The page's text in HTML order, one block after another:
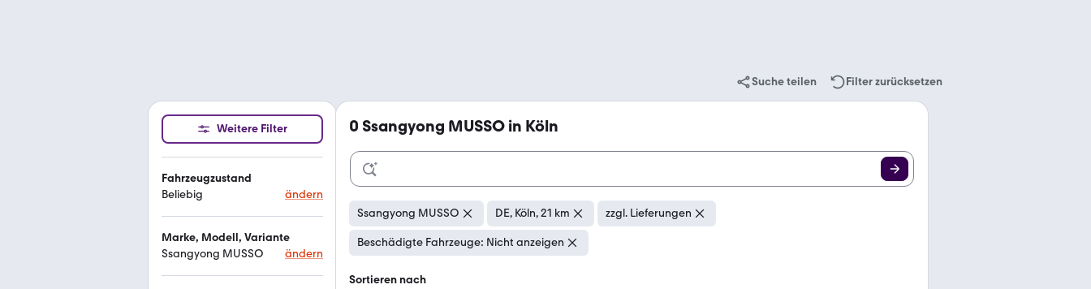
Suche teilen Filter zurücksetzen
Weitere Filter
Fahrzeugzustand
Beliebig
ändern
Marke, Modell, Variante
Ssangyong MUSSO
ändern
0 Ssangyong MUSSO in Köln
Ssangyong MUSSO DE, Köln, 21 km zzgl. Lieferungen
Beschädigte Fahrzeuge: Nicht anzeigen
Sortieren nach